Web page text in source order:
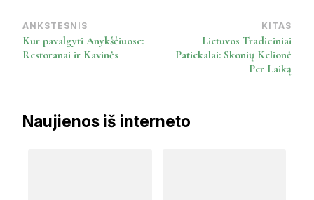
Post
Navigation
ANKSTESNIS
Kur pavalgyti Anykščiuose:
Restoranai ir Kavinės
KITAS
Lietuvos Tradiciniai
Patiekalai: Skonių Kelionė
Per Laiką
Naujienos iš interneto